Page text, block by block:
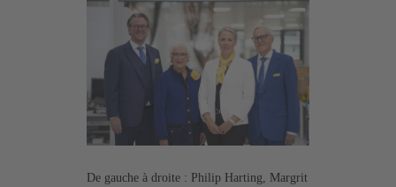
De gauche à droite : Philip Harting, Margrit